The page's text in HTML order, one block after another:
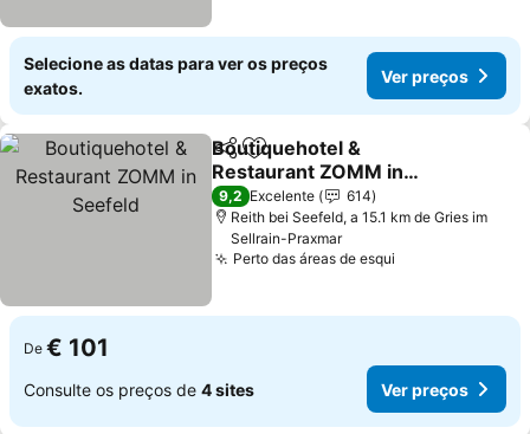
Selecione as datas para ver os preços
exatos.
Ver preços
PartilharAdicionar aos favoritos
Boutiquehotel &
Restaurant ZOMM in
Seefeld
9,2 Excelente
614
Reith bei Seefeld, a 15.1 km de Gries im
Sellrain-Praxmar
Perto das áreas de esqui
De € 101
Consulte os preços de 4 sites Ver preços